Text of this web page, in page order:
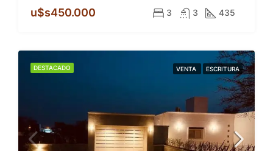
u$s450.000 3 3 435
DESTACADO VENTA ESCRITURA